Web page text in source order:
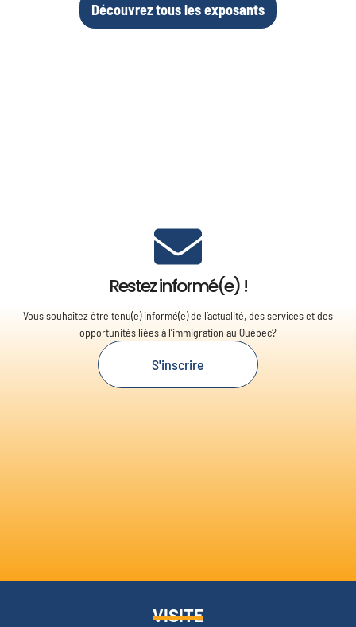
Découvrez tous les exposants
Restez informé(e) !
Vous souhaitez être tenu(e) informé(e) de l’actualité, des services et des
opportunités liées à l’immigration au Québec?
S'inscrire
VISITE